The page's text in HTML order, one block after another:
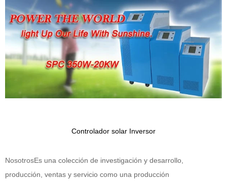
Controlador solar Inversor
NosotrosEs una colección de investigación y desarrollo,
producción, ventas y servicio como una producción